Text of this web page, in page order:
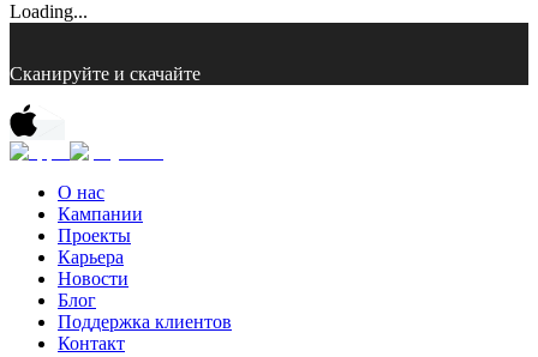
Loading...
Сканируйте и скачайте
О нас
Кампании
Проекты
Карьера
Новости
Блог
Поддержка клиентов
Контакт